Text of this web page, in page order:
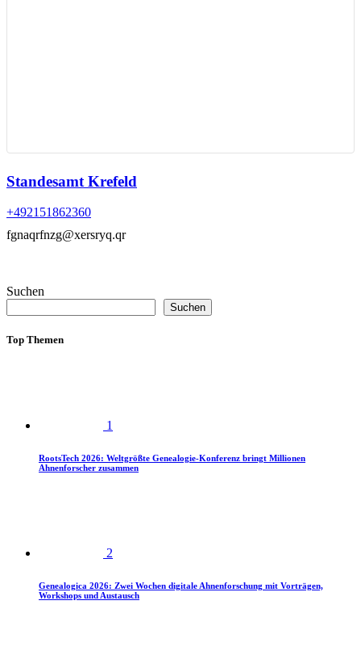
Standesamt Krefeld
+492151862360
fgnaqrfnzg@xersryq.qr
Suchen
Suchen
Top Themen
1
RootsTech 2026: Weltgrößte Genealogie-Konferenz bringt Millionen
Ahnenforscher zusammen
2
Genealogica 2026: Zwei Wochen digitale Ahnenforschung mit Vorträgen,
Workshops und Austausch